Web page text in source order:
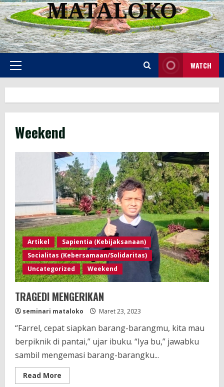
MATALOKO
Primary
WATCH
Weekend
Artikel
Sapientia (Kebijaksanaan)
Socialitas (Kebersamaan/Solidaritas)
Uncategorized
Weekend
TRAGEDI MENGERIKAN
seminari mataloko Maret 23, 2023
“Farrel, cepat siapkan barang-barangmu, kita mau
berpiknik di pantai,” ujar ibuku. “Iya bu,” jawabku
sambil mengemasi barang-barangku...
Read More
more